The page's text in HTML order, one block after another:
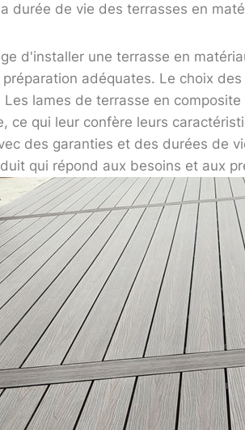
durée de vie des terrasses en
d'installer une terrasse en
adéquates. Le choix
Les lames de terrasse en
ce qui leur confère leurs
des garanties et des durées de
qui répond aux besoins et aux